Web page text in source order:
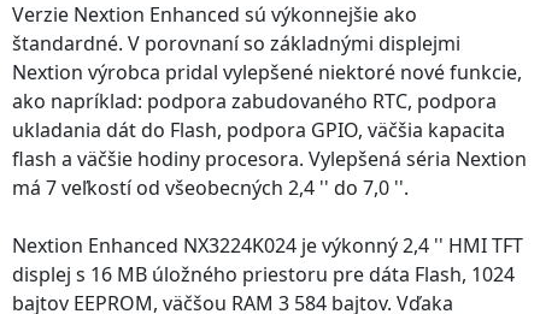
Verzie Nextion Enhanced sú výkonnejšie ako
štandardné. V porovnaní so základnými displejmi
Nextion výrobca pridal vylepšené niektoré nové funkcie,
ako napríklad: podpora zabudovaného RTC, podpora
ukladania dát do Flash, podpora GPIO, väčšia kapacita
flash a väčšie hodiny procesora. Vylepšená séria Nextion
má 7 veľkostí od všeobecných 2,4 '' do 7,0 ''.
Nextion Enhanced NX3224K024 je výkonný 2,4 '' HMI TFT
displej s 16 MB úložného priestoru pre dáta Flash, 1024
bajtov EEPROM, väčšou RAM 3 584 bajtov. Vďaka